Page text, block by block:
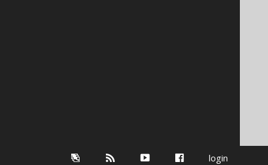
login
Facebook
youtube
Galerie